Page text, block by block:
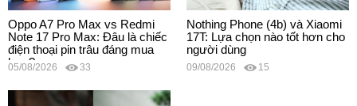
Oppo A7 Pro Max vs Redmi
Note 17 Pro Max: Đâu là chiếc
điện thoại pin trâu đáng mua
hơn?
05/08/2026 33
Nothing Phone (4b) và Xiaomi
17T: Lựa chọn nào tốt hơn cho
người dùng
09/08/2026 15